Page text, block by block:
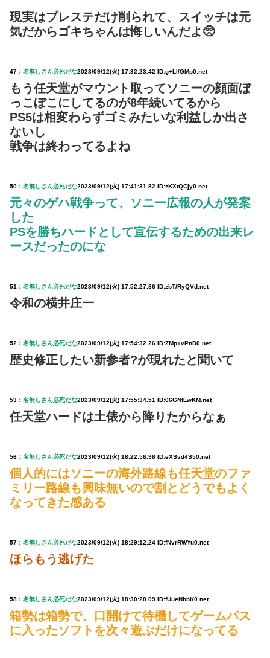
現実はプレステだけ削られて、スイッチは元
気だからゴキちゃんは悔しいんだよ🥺
47： 名無しさん必死だな2023/09/12(火) 17:32:23.42 ID:g+LI/GMp0.net
もう任天堂がマウント取ってソニーの顔面ぼ
っこぼこにしてるのが8年続いてるから
PS5は相変わらずゴミみたいな利益しか出さ
ないし
戦争は終わってるよね
50： 名無しさん必死だな2023/09/12(火) 17:41:31.82 ID:zKXtQCjy0.net
元々のゲハ戦争って、ソニー広報の人が発案
した
PSを勝ちハードとして宣伝するための出来レ
ースだったのにな
51： 名無しさん必死だな2023/09/12(火) 17:52:27.86 ID:zbT/RyQVd.net
令和の横井庄一
52： 名無しさん必死だな2023/09/12(火) 17:54:32.26 ID:ZMp+vPnD0.net
歴史修正したい新参者?が現れたと聞いて
53： 名無しさん必死だな2023/09/12(火) 17:55:34.51 ID:06GNfLwKM.net
任天堂ハードは土俵から降りたからなぁ
56： 名無しさん必死だな2023/09/12(火) 18:22:56.98 ID:eXSvd4S50.net
個人的にはソニーの海外路線も任天堂のファ
ミリー路線も興味無いので割とどうでもよく
なってきた感ある
57： 名無しさん必死だな2023/09/12(火) 18:29:12.24 ID:fNvrRWYu0.net
ほらもう逃げた
58： 名無しさん必死だな2023/09/12(火) 18:30:28.09 ID:fUueNbbK0.net
箱勢は箱勢で、口開けて待機してゲームパス
に入ったソフトを次々遊ぶだけになってる